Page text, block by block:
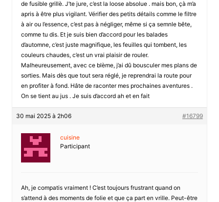
de fusible grillè. J’te jure, c’est la loose absolue . mais bon, çà m’a
apris à être plus vigilant. Vérifier des petits détails comme le filtre
à air ou l’essence, c’est pas à négliger, même si ça semnle bête,
comme tu dis. Et je suis bien d’accord pour les balades
d’automne, c’est juste magnifique, les feuilles qui tombent, les
couleurs chaudes, c’est un vrai plaisir de rouler.
Malheureusement, avec ce blème, j’ai dû bousculer mes plans de
sorties. Mais dès que tout sera réglé, je reprendrai la route pour
en profiter à fond. Hâte de raconter mes prochaines aventures .
On se tient au jus . Je suis d’accord ah et en fait
30 mai 2025 à 2h06 #16799
cuisine
Participant
Ah, je compatis vraiment ! C’est toujours frustrant quand on
s’attend à des moments de folie et que ça part en vrille. Peut-être